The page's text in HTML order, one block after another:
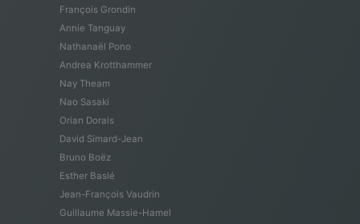
François Grondin
Annie Tanguay
Nathanaël Pono
Andrea Krotthammer
Nay Theam
Nao Sasaki
Orian Dorais
David Simard-Jean
Bruno Boëz
Esther Baslé
Jean-François Vaudrin
Guillaume Massie-Hamel